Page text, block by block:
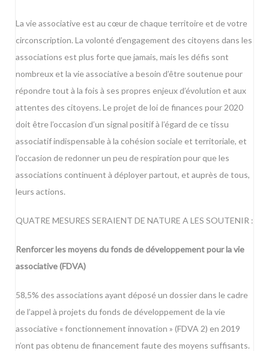
La vie associative est au cœur de chaque territoire et de votre
circonscription. La volonté d’engagement des citoyens dans les
associations est plus forte que jamais, mais les défis sont
nombreux et la vie associative a besoin d’être soutenue pour
répondre tout à la fois à ses propres enjeux d’évolution et aux
attentes des citoyens. Le projet de loi de finances pour 2020
doit être l’occasion d’un signal positif à l’égard de ce tissu
associatif indispensable à la cohésion sociale et territoriale, et
l’occasion de redonner un peu de respiration pour que les
associations continuent à déployer partout, et auprès de tous,
leurs actions.
QUATRE MESURES SERAIENT DE NATURE A LES SOUTENIR :
Renforcer les moyens du fonds de développement pour la vie
associative (FDVA)
58,5% des associations ayant déposé un dossier dans le cadre
de l’appel à projets du fonds de développement de la vie
associative « fonctionnement innovation » (FDVA 2) en 2019
n’ont pas obtenu de financement faute des moyens suffisants.